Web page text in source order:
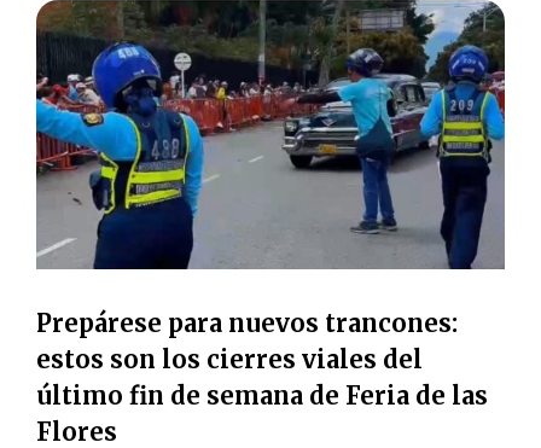
Prepárese para nuevos trancones:
estos son los cierres viales del
último fin de semana de Feria de las
Flores